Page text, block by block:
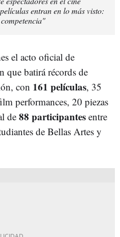
entran en lo más visto:
el acto oficial de
que batirá récords de
con 161 películas, 35
performances, 20 piezas
de 88 participantes entre
de Bellas Artes y